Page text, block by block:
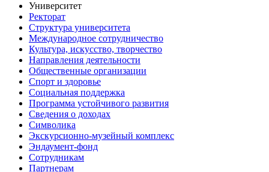
Университет
Ректорат
Структура университета
Международное сотрудничество
Культура, искусство, творчество
Направления деятельности
Общественные организации
Спорт и здоровье
Социальная поддержка
Программа устойчивого развития
Сведения о доходах
Символика
Экскурсионно-музейный комплекс
Эндаумент-фонд
Сотрудникам
Партнерам